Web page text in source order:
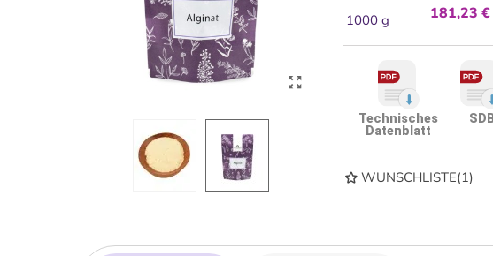
1000 g 181,23 €
Technisches
Datenblatt
WUNSCHLISTE(1)